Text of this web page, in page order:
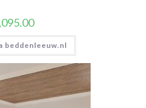
beddenleeuw.nl